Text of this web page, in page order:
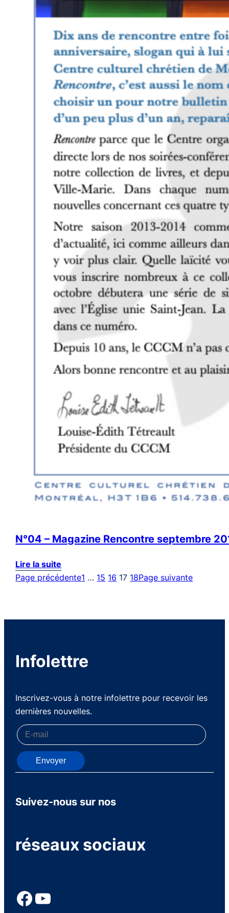
N°04 – Magazine Rencontre septembre
Lire la suite
Page précédente1 … 15 16 17 18Page suivante
Infolettre
Inscrivez-vous à notre infolettre pour recevoir les
dernières nouvelles.
Envoyer
Suivez-nous sur nos
réseaux sociaux